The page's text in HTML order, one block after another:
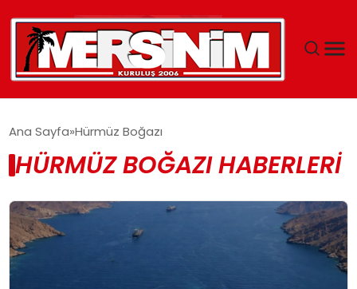
YAŞAM
GÜNCEL
SAĞLIK
Ana Sayfa Hürmüz Boğazı
HÜRMÜZ BOĞAZI HABERLERI